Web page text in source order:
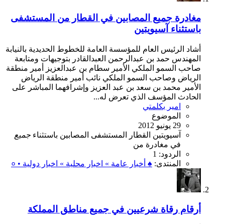
مغادرة جميع المصابين في القطار من المستشفى
باستثناء آسيويتين
أشاد الرئيس العام للمؤسسة العامة للخطوط الحديدية بالنيابة
المهندس حمد بن عبدالرحمن العبدالقادر بتوجيهات ومتابعة
صاحب السمو الملكي الأمير سطام بن عبدالعزيز أمير منطقة
الرياض وصاحب السمو الملكي نائب أمير منطقة الرياض
الأمير محمد بن سعد بن عبد العزيز وإشرافهما المباشر على
الحادث المؤسف الذي تعرض له...
امير بكلمتي
الموضوع
29 يونيو 2012
آسيويتين القطار المستشفى المصابين باستثناء جميع
في مغادرة من
الردود: 1
المنتدى: ♠ أخبار عامة » اخبار محلية » اخبار دولية • ०
أرقام رقاة شرعيين في جميع مناطق المملكة